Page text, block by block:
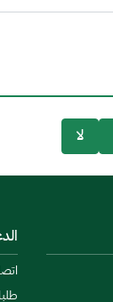
لا